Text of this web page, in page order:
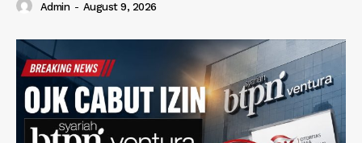
Admin - August 9, 2026